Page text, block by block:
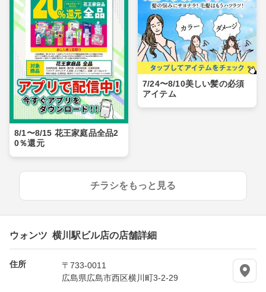
8/1〜8/15 花王家庭品全品2
0％還元
7/24〜8/10美しい髪の必須
アイテム
チラシをもっと見る
ウォンツ 横川駅ビル店の店舗詳細
住所
〒733-0011
広島県広島市西区横川町3-2-29